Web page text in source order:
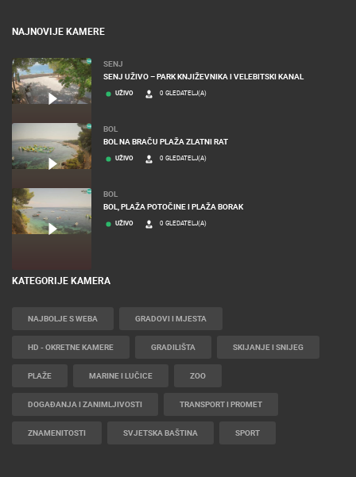
NAJNOVIJE KAMERE
SENJ
SENJ UŽIVO – PARK KNJIŽEVNIKA I VELEBITSKI KANAL
UŽIVO 0 GLEDATELJ(A)
BOL
BOL NA BRAČU PLAŽA ZLATNI RAT
UŽIVO 0 GLEDATELJ(A)
BOL
BOL, PLAŽA POTOČINE I PLAŽA BORAK
UŽIVO 0 GLEDATELJ(A)
KATEGORIJE KAMERA
NAJBOLJE S WEBA GRADOVI I MJESTA
HD - OKRETNE KAMERE GRADILIŠTA SKIJANJE I SNIJEG
PLAŽE MARINE I LUČICE ZOO
DOGAĐANJA I ZANIMLJIVOSTI TRANSPORT I PROMET
ZNAMENITOSTI SVJETSKA BAŠTINA SPORT